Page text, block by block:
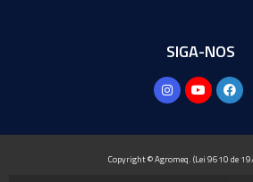
SIGA-NOS
Copyright © Agromeq. (Lei 9610 de